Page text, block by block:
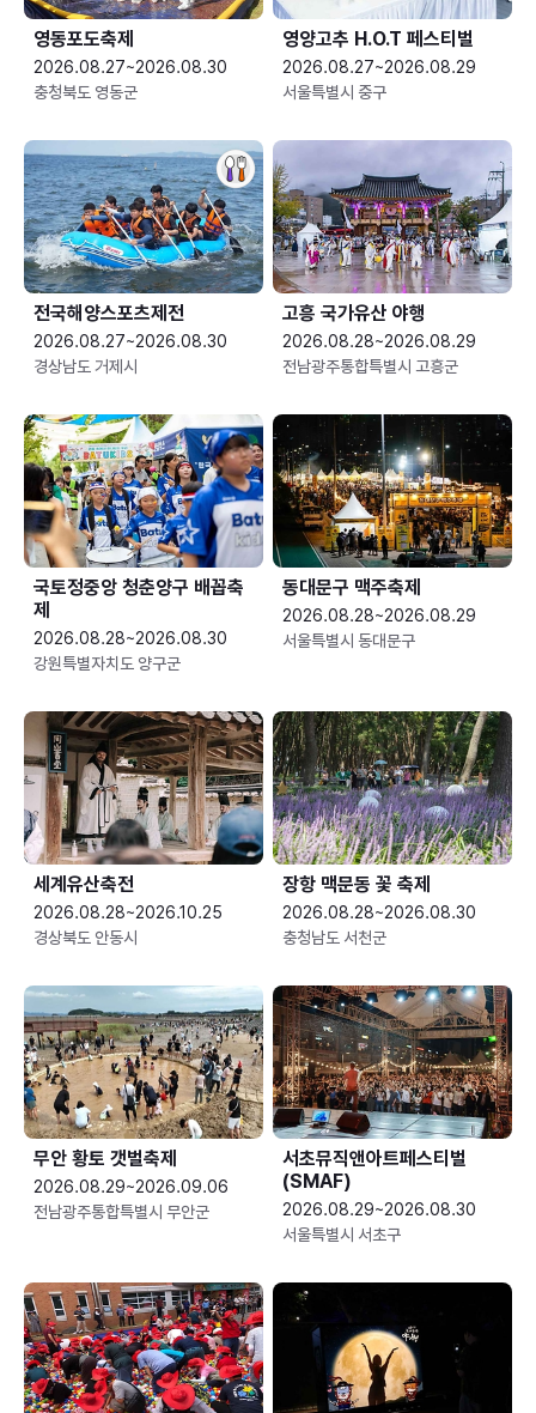
영동포도축제
2026.08.27~2026.08.30
충청북도 영동군
영양고추 H.O.T 페스티벌
2026.08.27~2026.08.29
서울특별시 중구
전국해양스포츠제전
2026.08.27~2026.08.30
경상남도 거제시
고흥 국가유산 야행
2026.08.28~2026.08.29
전남광주통합특별시 고흥군
국토정중앙 청춘양구 배꼽축
제
2026.08.28~2026.08.30
강원특별자치도 양구군
동대문구 맥주축제
2026.08.28~2026.08.29
서울특별시 동대문구
세계유산축전
2026.08.28~2026.10.25
경상북도 안동시
장항 맥문동 꽃 축제
2026.08.28~2026.08.30
충청남도 서천군
무안 황토 갯벌축제
2026.08.29~2026.09.06
전남광주통합특별시 무안군
서초뮤직앤아트페스티벌
(SMAF)
2026.08.29~2026.08.30
서울특별시 서초구